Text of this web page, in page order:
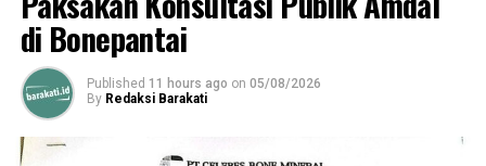
kebal hukum. Padahal,
dampak kerusakan
lingkungan akibat aktivitas
industri jauh lebih besar,”
di Bonepantai
Published 11 hours ago on 05/08/2026
By Redaksi Barakati